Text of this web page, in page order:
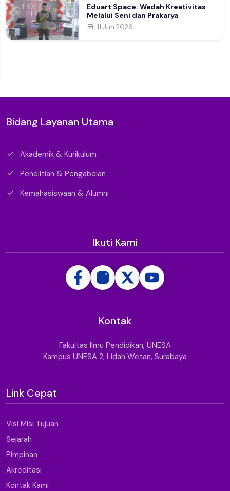
Eduart Space: Wadah Kreativitas
Melalui Seni dan Prakarya
11 Jun 2026
Bidang Layanan Utama
Akademik & Kurikulum
Penelitian & Pengabdian
Kemahasiswaan & Alumni
Ikuti Kami
Kontak
Fakultas Ilmu Pendidikan, UNESA
Kampus UNESA 2, Lidah Wetan, Surabaya
Link Cepat
Visi Misi Tujuan
Sejarah
Pimpinan
Akreditasi
Kontak Kami